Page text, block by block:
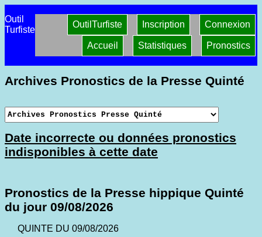
Outil
Turfiste
Connexion
Inscription
OutilTurfiste
Pronostics
Statistiques
Accueil
Archives Pronostics de la Presse Quinté
Date incorrecte ou données pronostics
indisponibles à cette date
Pronostics de la Presse hippique Quinté
du jour 09/08/2026
QUINTE DU 09/08/2026